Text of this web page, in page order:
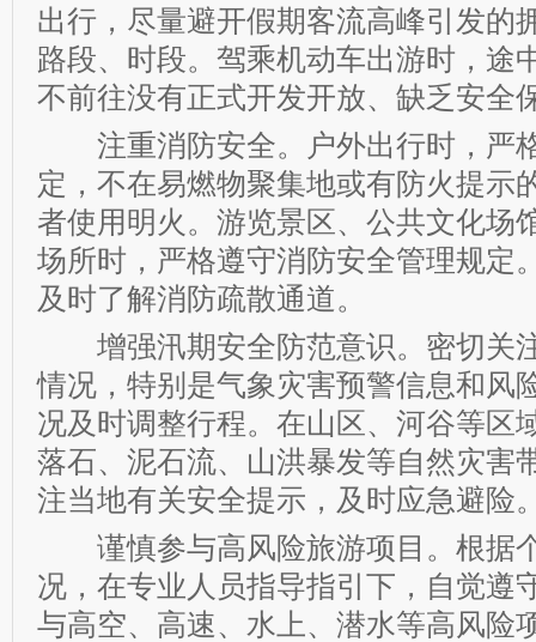
出行，尽量避开假期客流高峰引发的
路段、时段。驾乘机动车出游时，途
不前往没有正式开发开放、缺乏安全
注重消防安全。户外出行时，严
定，不在易燃物聚集地或有防火提示
者使用明火。游览景区、公共文化场
场所时，严格遵守消防安全管理规定
及时了解消防疏散通道。
增强汛期安全防范意识。密切关
情况，特别是气象灾害预警信息和风
况及时调整行程。在山区、河谷等区
落石、泥石流、山洪暴发等自然灾害
注当地有关安全提示，及时应急避险
谨慎参与高风险旅游项目。根据
况，在专业人员指导指引下，自觉遵
与高空、高速、水上、潜水等高风险